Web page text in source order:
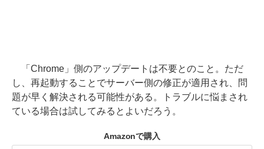
「Chrome」側のアップデートは不要とのこと。ただ
し、再起動することでサーバー側の修正が適用され、問
題が早く解決される可能性がある。トラブルに悩まされ
ている場合は試してみるとよいだろう。
Amazonで購入